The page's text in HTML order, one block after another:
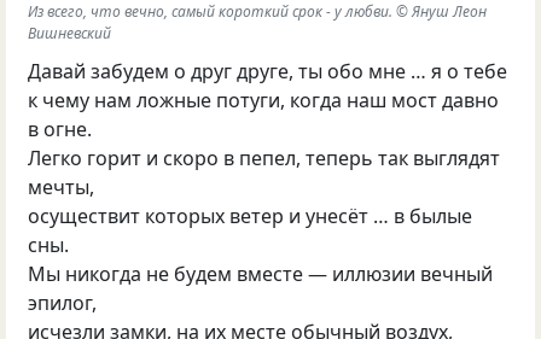
Из всего, что вечно, самый короткий срок - у любви. © Януш Леон
Вишневский
Давай забудем о друг друге, ты обо мне … я о тебе
к чему нам ложные потуги, когда наш мост давно
в огне.
Легко горит и скоро в пепел, теперь так выглядят
мечты,
осуществит которых ветер и унесёт … в былые
сны.
Мы никогда не будем вместе — иллюзии вечный
эпилог,
исчезли замки, на их месте обычный воздух,